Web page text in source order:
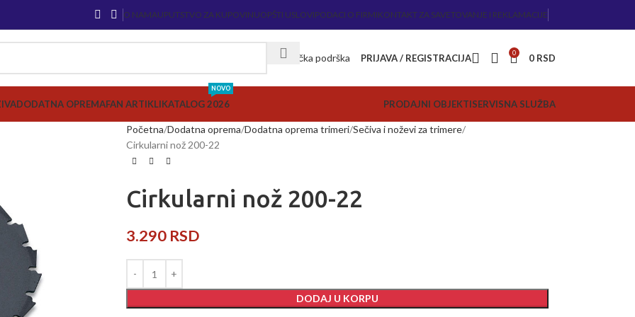
O NAMAUPUTSTVO ZA KUPOVINUOPŠTI USLOVIPODACI O FIRMIKONTAKT ZA SAVETOVANJE I REKLAMACIJE
Korisnička podrška PRIJAVA / REGISTRACIJA 0 0 RSD
DODATNA OPREMAFAN ARTIKLIKATALOG 2026
NOVO
PRODAJNI OBJEKTISERVISNA SLUŽBA
Početna Dodatna oprema Dodatna oprema trimeri Sečiva i noževi za trimere
Cirkularni nož 200-22
Cirkularni nož 200-22
3.290 RSD
DODAJ U KORPU